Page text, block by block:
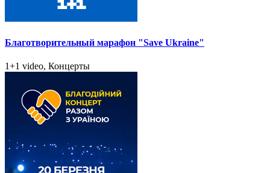
Благотворительный марафон "Save Ukraine"
1+1 video, Концерты